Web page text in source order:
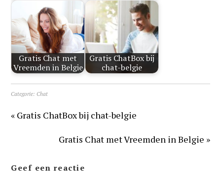
Gratis Chat met
Vreemden in Belgie
Gratis ChatBox bij
chat-belgie
Categorie:Chat
« Gratis ChatBox bij chat-belgie
Gratis Chat met Vreemden in Belgie »
Geef een reactie